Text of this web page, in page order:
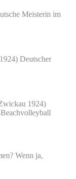
Meisterin im
Deutscher
1924)
Wenn ja,